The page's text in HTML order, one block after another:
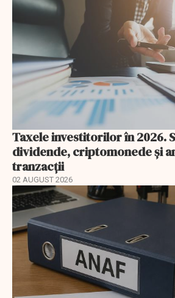
Taxele investitorilor în 2026.
dividende, criptomonede și
tranzacții
02 AUGUST 2026